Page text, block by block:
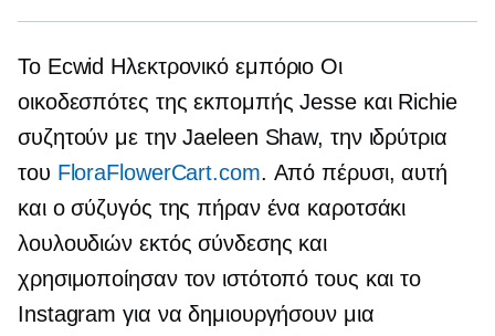
Το Ecwid Ηλεκτρονικό εμπόριο Οι
οικοδεσπότες της εκπομπής Jesse και Richie
συζητούν με την Jaeleen Shaw, την ιδρύτρια
του FloraFlowerCart.com. Από πέρυσι, αυτή
και ο σύζυγός της πήραν ένα καροτσάκι
λουλουδιών εκτός σύνδεσης και
χρησιμοποίησαν τον ιστότοπό τους και το
Instagram για να δημιουργήσουν μια